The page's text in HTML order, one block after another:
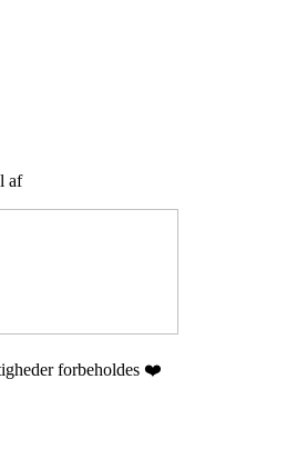
af
forbeholdes ❤️